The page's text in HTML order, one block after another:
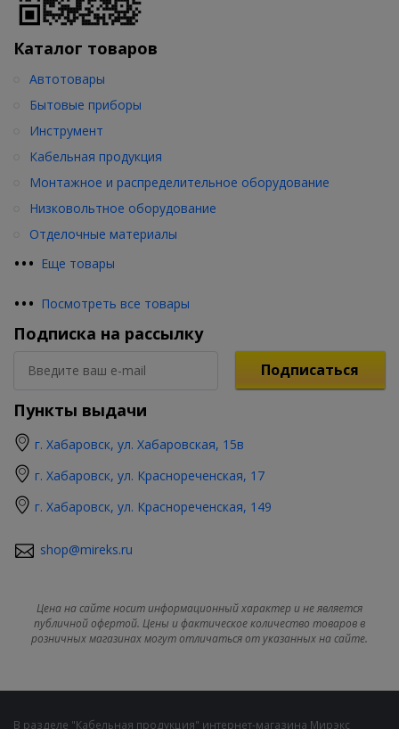
Каталог товаров
••• Еще товары
Автотовары
Бытовые приборы
Инструмент
Кабельная продукция
Монтажное и распределительное оборудование
Низковольтное оборудование
Отделочные материалы
••• Посмотреть все товары
Подписка на рассылку
Подписаться
Пункты выдачи
г. Хабаровск, ул. Хабаровская, 15в
г. Хабаровск, ул. Краснореченская, 17
г. Хабаровск, ул. Краснореченская, 149
shop@mireks.ru
Цена на сайте носит информационный характер и не является
публичной офертой. Цены и фактическое количество товаров в
розничных магазинах могут отличаться от указанных на сайте.
В разделе "Кабельная продукция" интернет-магазина Мирэкс